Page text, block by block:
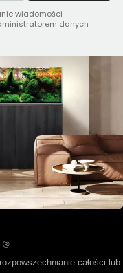
wiadomości
danych
®
całości lub